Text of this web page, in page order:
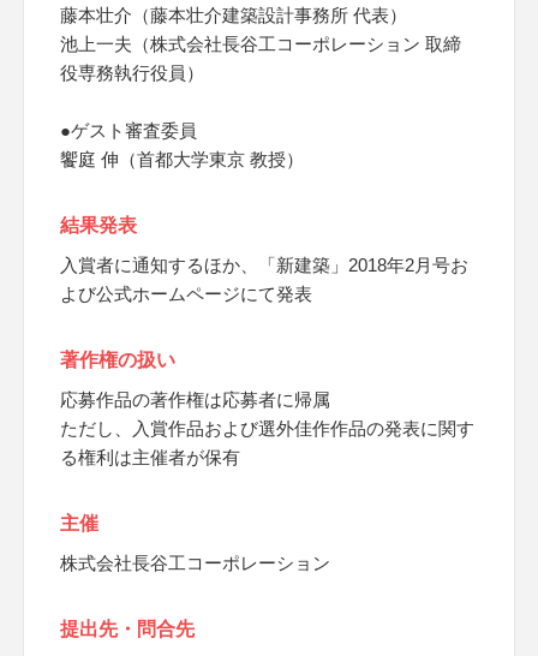
藤本壮介（藤本壮介建築設計事務所 代表）
池上一夫（株式会社長谷工コーポレーション 取締
役専務執行役員）
●ゲスト審査委員
饗庭 伸（首都大学東京 教授）
結果発表
入賞者に通知するほか、「新建築」2018年2月号お
よび公式ホームページにて発表
著作権の扱い
応募作品の著作権は応募者に帰属
ただし、入賞作品および選外佳作作品の発表に関す
る権利は主催者が保有
主催
株式会社長谷工コーポレーション
提出先・問合先